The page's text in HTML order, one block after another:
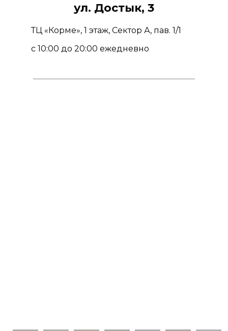
ул. Достык, 3
ТЦ «Корме», 1 этаж, Сектор А, пав. 1/1
с 10:00 до 20:00 ежедневно